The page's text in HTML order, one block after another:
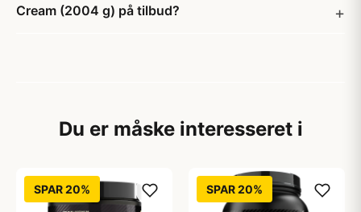
Cream (2004 g) på tilbud?
Du er måske interesseret i
SPAR 20% SPAR 20%